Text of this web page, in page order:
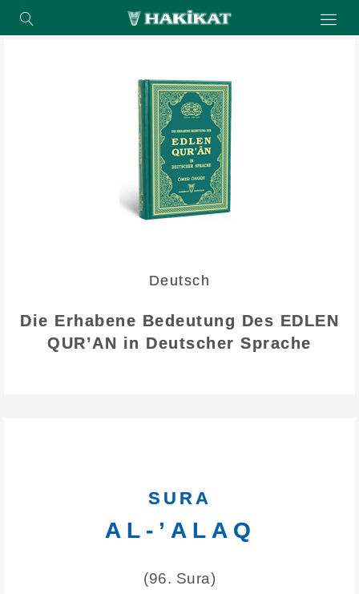
Deutsch
Die Erhabene Bedeutung Des EDLEN
QUR’AN in Deutscher Sprache
SURA
AL-’ALAQ
(96. Sura)